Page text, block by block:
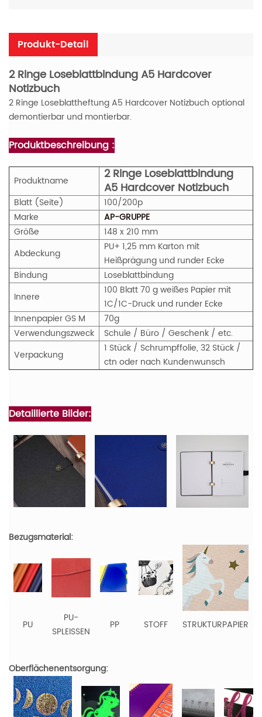
Produkt-Detail
2 Ringe Loseblattbindung A5 Hardcover
Notizbuch
2 Ringe Loseblattheftung A5 Hardcover Notizbuch optional
demontierbar und montierbar.
Produktbeschreibung :
Produktname
2 Ringe Loseblattbindung
A5 Hardcover Notizbuch
Blatt (Seite)
100/200p
Marke
AP-GRUPPE
Größe
148 x 210 mm
Abdeckung
PU+ 1,25 mm Karton mit
Heißprägung und runder Ecke
Bindung
Loseblattbindung
Innere
100 Blatt 70 g weißes Papier mit
1C/1C-Druck und runder Ecke
InnenpapierGS M
70g
Verwendungszweck
Schule / Büro / Geschenk / etc.
Verpackung
1 Stück / Schrumpffolie, 32 Stück /
ctn oder nach Kundenwunsch
Detaillierte Bilder:
Bezugsmaterial:
PU
PU-
SPLEISSEN
PP STOFF STRUKTURPAPIER
Oberflächenentsorgung: